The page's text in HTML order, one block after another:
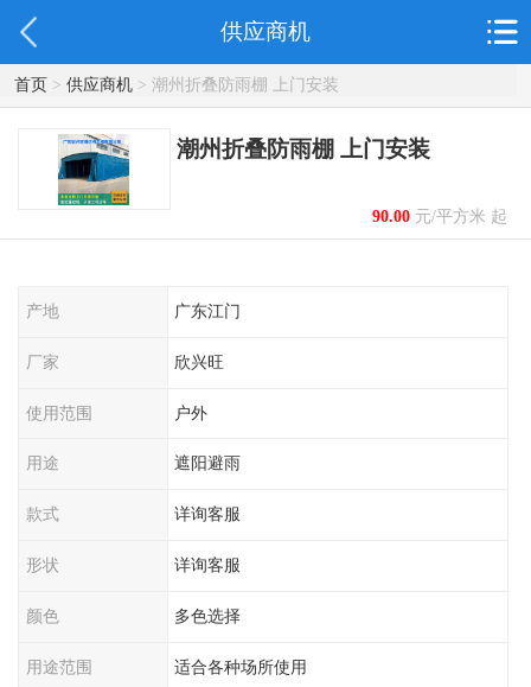
供应商机
首页> 供应商机> 潮州折叠防雨棚 上门安装
潮州折叠防雨棚 上门安装
90.00元/平方米 起
产地 广东江门
厂家 欣兴旺
使用范围 户外
用途 遮阳避雨
款式 详询客服
形状 详询客服
颜色 多色选择
用途范围 适合各种场所使用